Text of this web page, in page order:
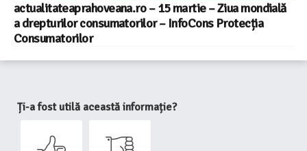
actualitateaprahoveana.ro – 15 martie – Ziua mondială
a drepturilor consumatorilor – InfoCons Protecția
Consumatorilor
Ți-a fost utilă această informație?